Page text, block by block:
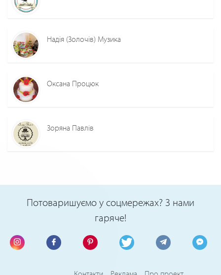
Надія (Золочів) Музика
Оксана Процюк
Зоряна Павлів
Потоваришуємо у соцмережах? З нами
гаряче!